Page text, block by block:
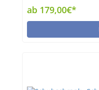
ab 179,00€*